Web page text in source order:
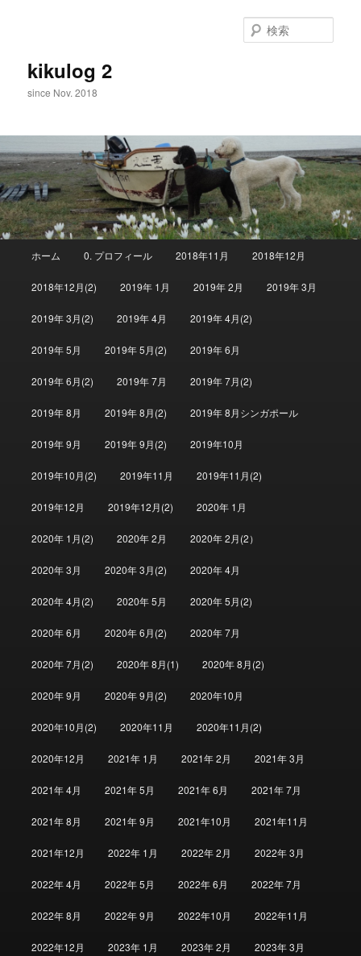
移
動
kikulog 2
since Nov. 2018
索
ホーム 0. プロフィール 2018年11月 2018年12月
2018年12月(2) 2019年 1月 2019年 2月 2019年 3月
2019年 3月(2) 2019年 4月 2019年 4月(2)
2019年 5月 2019年 5月(2) 2019年 6月
2019年 6月(2) 2019年 7月 2019年 7月(2)
2019年 8月 2019年 8月(2) 2019年 8月シンガポール
2019年 9月 2019年 9月(2) 2019年10月
2019年10月(2) 2019年11月 2019年11月(2)
2019年12月 2019年12月(2) 2020年 1月
2020年 1月(2) 2020年 2月 2020年 2月(2）
2020年 3月 2020年 3月(2) 2020年 4月
2020年 4月(2) 2020年 5月 2020年 5月(2)
2020年 6月 2020年 6月(2) 2020年 7月
2020年 7月(2) 2020年 8月(1) 2020年 8月(2)
2020年 9月 2020年 9月(2) 2020年10月
2020年10月(2) 2020年11月 2020年11月(2)
2020年12月 2021年 1月 2021年 2月 2021年 3月
2021年 4月 2021年 5月 2021年 6月 2021年 7月
2021年 8月 2021年 9月 2021年10月 2021年11月
2021年12月 2022年 1月 2022年 2月 2022年 3月
2022年 4月 2022年 5月 2022年 6月 2022年 7月
2022年 8月 2022年 9月 2022年10月 2022年11月
2022年12月 2023年 1月 2023年 2月 2023年 3月